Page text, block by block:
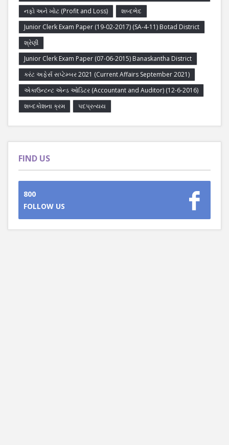
નફો અને ખોટ (Profit and Loss)
શબ્દભેદ
Junior Clerk Exam Paper (19-02-2017) (SA-4-11) Botad District
શ્રેણી
Junior Clerk Exam Paper (07-06-2015) Banaskantha District
કરંટ અફેર્સ સપ્ટેમ્બર 2021 (Current Affairs September 2021)
એકાઉન્ટન્ટ એન્ડ ઓડિટર (Accountant and Auditor) (12-6-2016)
શબ્દકોશના ક્રમ
પદપ્રત્યય
FIND US
800
FOLLOW US